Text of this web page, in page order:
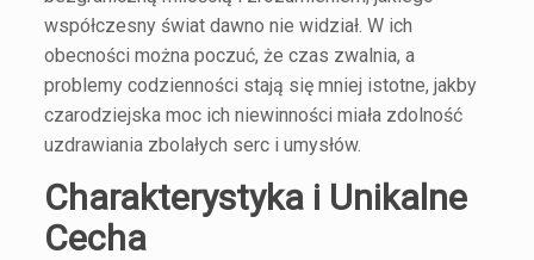
współczesny świat dawno nie widział. W ich
obecności można poczuć, że czas zwalnia, a
problemy codzienności stają się mniej istotne, jakby
czarodziejska moc ich niewinności miała zdolność
uzdrawiania zbolałych serc i umysłów.
Charakterystyka i Unikalne
Cecha